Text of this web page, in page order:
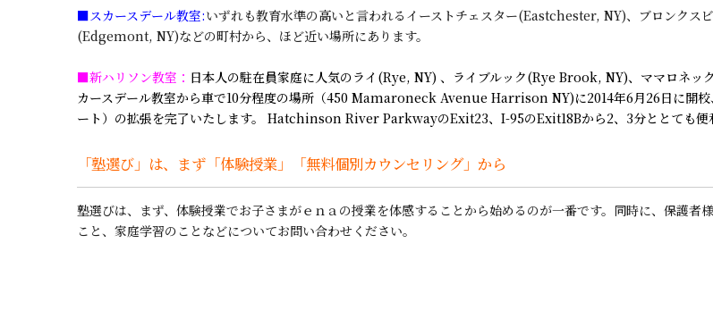
■スカースデール教室:いずれも教育水準の高いと言われるイーストチェスター(Eastchester, NY)、ブロンク
(Edgemont, NY)などの町村から、ほど近い場所にあります。
■新ハリソン教室： 日本人の駐在員家庭に人気のライ(Rye, NY) 、ライブルック(Rye Brook, NY)、ママロネ
カースデール教室から車で10分程度の場所（450 Mamaroneck Avenue Harrison NY)に2014年6月26日に開校
ート）の拡張を完了いたします。 Hatchinson River ParkwayのExit23、I-95のExit18Bから2、3分ととても便
「塾選び」は、まず「体験授業」「無料個別カウンセリング」から
塾選びは、まず、体験授業でお子さまがｅｎａの授業を体感することから始めるのが一番です。同時に、保護
こと、家庭学習のことなどについてお問い合わせください。